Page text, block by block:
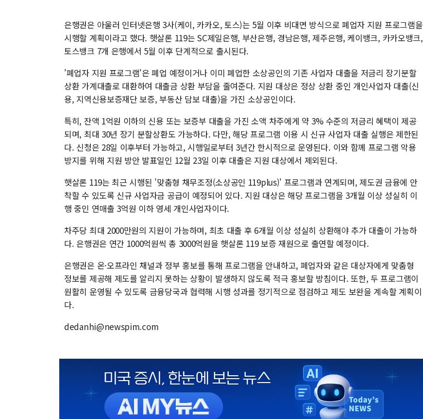
은행권은 아울러 인터넷은행 3사(케이, 카카오, 토스)는 5월 이후 비대면 방식으로 폐업자 지원 프로그램을
시행할 계획이라고 했다. 햇살론 119는 SC제일은행, 부산은행, 경남은행, 제주은행, 케이뱅크, 카카오뱅크,
토스뱅크 7개 은행에서 5월 이후 단계적으로 출시된다.
'폐업자 지원 프로그램'은 폐업 예정이거나 이미 폐업한 소상공인의 기존 사업자 대출을 저금리 장기분할
상환 가계대출로 대환하여 대출금 상환 부담을 줄여준다. 지원 대상은 정상 상환 중인 개인사업자 대출(신
용, 지역신용보증재단 보증, 부동산 담보 대출)을 가진 소상공인이다.
특히, 잔액 1억원 이하의 신용 또는 보증부 대출을 가진 소액 차주에게 약 3% 수준의 저금리 혜택이 제공
되며, 최대 30년 장기 분할상환도 가능하다. 다만, 해당 프로그램 이용 시 신규 사업자 대출 실행은 제한된
다. 신청은 28일 이후부터 가능하고, 시행일로부터 3년간 한시적으로 운영된다. 이와 함께 프로그램 악용
방지를 위해 지원 방안 발표일인 12월 23일 이후 대출은 지원 대상에서 제외된다.
햇살론 119는 최근 시행된 '맞춤형 채무조정(소상공인 119plus)' 프로그램과 연계되며, 제도권 금융에 안
착할 수 있도록 신규 사업자금 공급이 예정되어 있다. 지원 대상은 해당 프로그램을 3개월 이상 성실히 이
행 중인 연매출 3억원 이하 영세 개인사업자이다.
차주당 최대 2000만원의 지원이 가능하며, 최초 대출 후 6개월 이상 성실히 상환해야 추가 대출이 가능하
다. 은행권은 연간 1000억원씩 총 3000억원을 햇살론 119 보증 재원으로 출연할 예정이다.
은행권은 온·오프라인 채널과 정부 홍보를 통해 프로그램을 안내하고, 폐업자와 같은 대상자에게 맞춤형
정보를 제공해 제도를 알리지 못하는 상황이 발생하지 않도록 적극 홍보할 방침이다. 또한, 두 프로그램이
원활히 운영될 수 있도록 금융당국과 협력해 시행 성과를 정기적으로 점검하고 제도 보완을 계속할 계획이
다.
dedanhi@newspim.com